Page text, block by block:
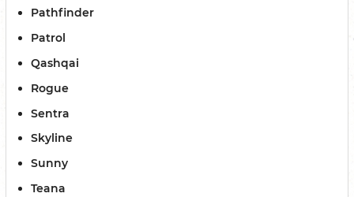
Pathfinder
Patrol
Qashqai
Rogue
Sentra
Skyline
Sunny
Teana